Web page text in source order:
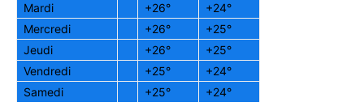
Mardi
+26° +24°
Mercredi
+26° +25°
Jeudi
+26° +25°
Vendredi
+25° +24°
Samedi
+25° +24°